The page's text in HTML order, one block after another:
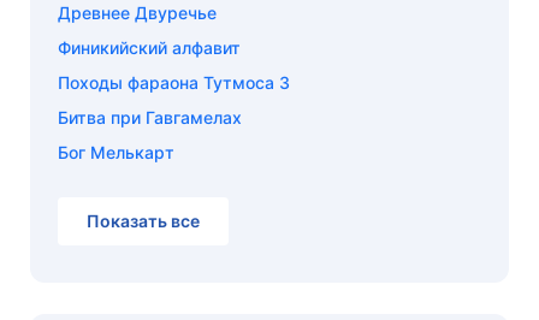
Древнее Двуречье
Финикийский алфавит
Походы фараона Тутмоса 3
Битва при Гавгамелах
Бог Мелькарт
Показать все